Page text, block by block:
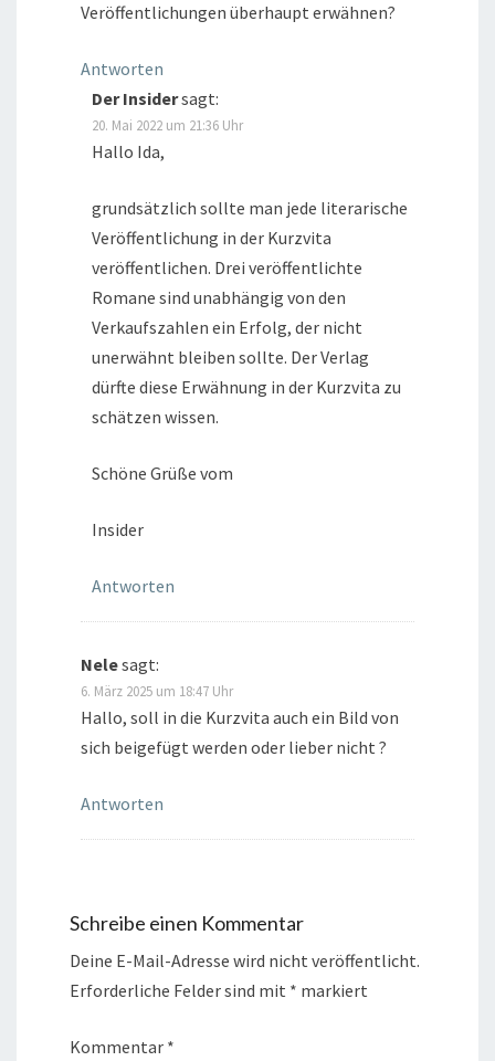
Veröffentlichungen überhaupt erwähnen?
Antworten
Der Insidersagt:
20. Mai 2022 um 21:36 Uhr
Hallo Ida,
grundsätzlich sollte man jede literarische
Veröffentlichung in der Kurzvita
veröffentlichen. Drei veröffentlichte
Romane sind unabhängig von den
Verkaufszahlen ein Erfolg, der nicht
unerwähnt bleiben sollte. Der Verlag
dürfte diese Erwähnung in der Kurzvita zu
schätzen wissen.
Schöne Grüße vom
Insider
Antworten
Nelesagt:
6. März 2025 um 18:47 Uhr
Hallo, soll in die Kurzvita auch ein Bild von
sich beigefügt werden oder lieber nicht ?
Antworten
Schreibe einen Kommentar
Deine E-Mail-Adresse wird nicht veröffentlicht.
Erforderliche Felder sind mit * markiert
Kommentar *